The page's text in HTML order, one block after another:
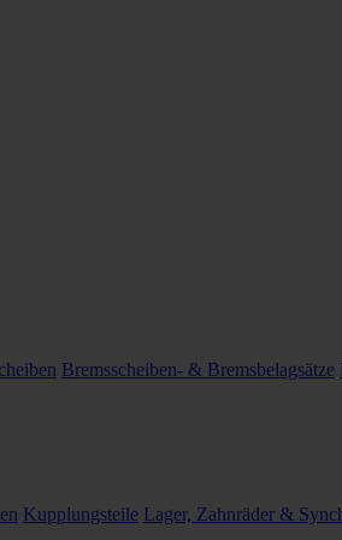
Bremsscheiben- & Bremsbelagsätze
Kupplungsteile Lager, Zahnräder &